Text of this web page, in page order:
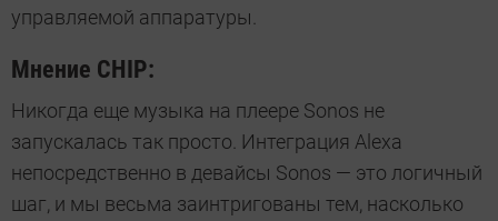
управляемой аппаратуры.
Мнение CHIP:
Никогда еще музыка на плеере Sonos не
запускалась так просто. Интеграция Alexa
непосредственно в девайсы Sonos — это логичный
шаг, и мы весьма заинтригованы тем, насколько